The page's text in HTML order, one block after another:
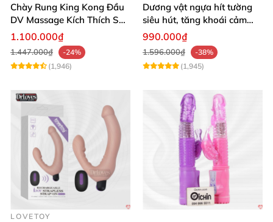
Chày Rung King Kong Đầu
DV Massage Kích Thích Sâu
Mạnh Mẽ
1.100.000₫
1.447.000₫
-24%
(1,946)
Dương vật ngựa hít tường
siêu hút, tăng khoái cảm
tận hưởng
990.000₫
1.596.000₫
-38%
(1,945)
LOVETOY